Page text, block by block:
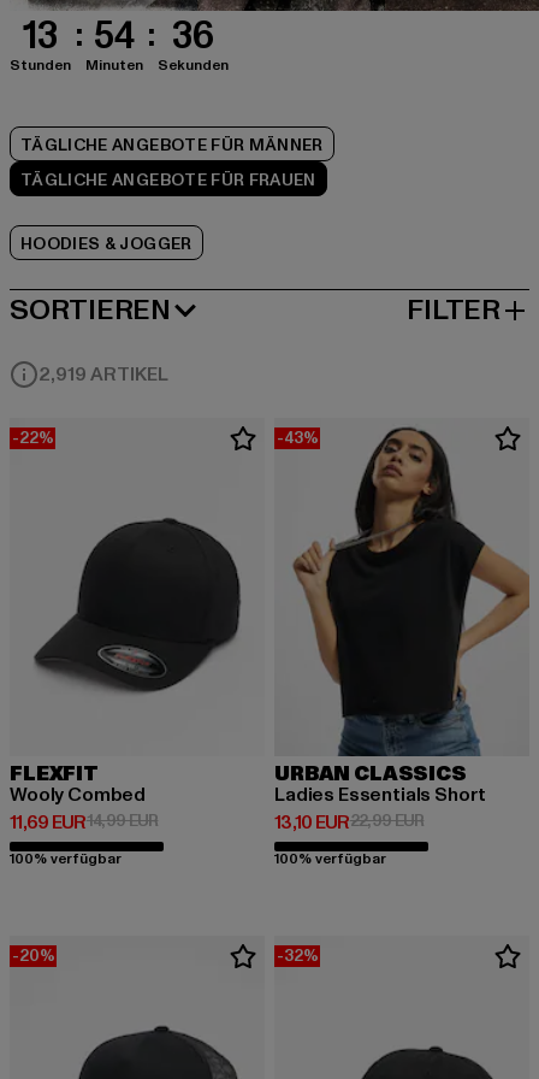
13
Stunden
54
Minuten
35
Sekunden
TÄGLICHE ANGEBOTE FÜR MÄNNER
TÄGLICHE ANGEBOTE FÜR FRAUEN
HOODIES & JOGGER
SORTIEREN
BELIEBTESTE FILTER
2,919 ARTIKEL
-22%
FLEXFIT
Wooly Combed
11,69 EUR
Derzeitiger Preis: 11,69 EUR
14,99 EURAktionspreis: 14,99 EUR
100% verfügbar
-43%
URBAN CLASSICS
Ladies Essentials Short
13,10 EUR
Derzeitiger Preis: 13,10 EUR
22,99 EURAktionspreis:
100% verfügbar
-20% -32%